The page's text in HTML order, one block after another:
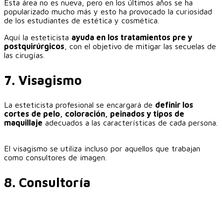
Esta área no es nueva, pero en los últimos años se ha
popularizado mucho más y esto ha provocado la curiosidad
de los estudiantes de estética y cosmética.
Aquí la esteticista ayuda en los tratamientos pre y
postquirúrgicos , con el objetivo de mitigar las secuelas de
las cirugías.‎
‎7. Visagismo
La esteticista profesional se encargará de definir los
cortes de pelo, coloración, peinados y tipos de
maquillaje adecuados a las características de cada persona.
‎El visagismo se utiliza incluso por aquellos que trabajan
como consultores de imagen.‎
‎8. Consultoría